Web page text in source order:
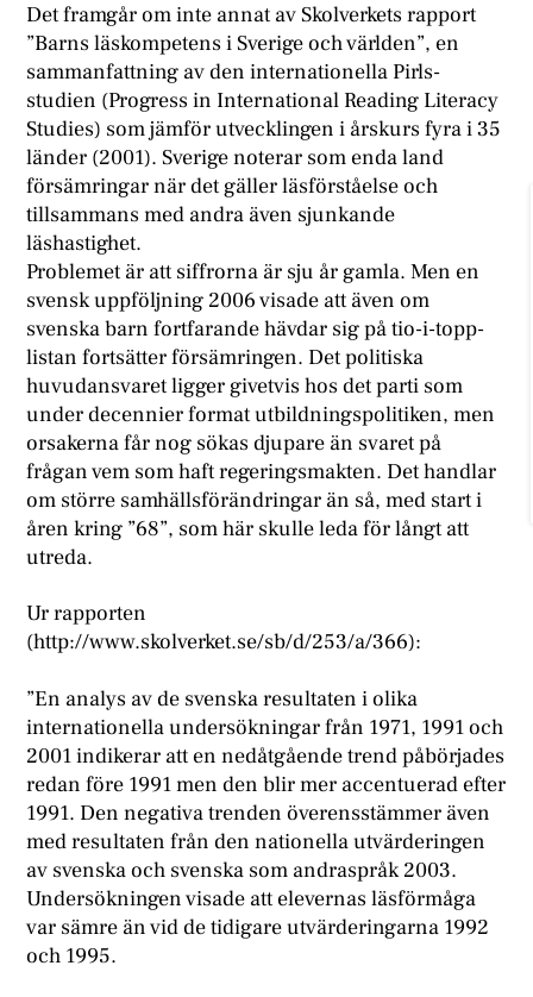
Det framgår om inte annat av Skolverkets rapport
”Barns läskompetens i Sverige och världen”, en
sammanfattning av den internationella Pirls-
studien (Progress in International Reading Literacy
Studies) som jämför utvecklingen i årskurs fyra i 35
länder (2001). Sverige noterar som enda land
försämringar när det gäller läsförståelse och
tillsammans med andra även sjunkande
läshastighet.
Problemet är att siffrorna är sju år gamla. Men en
svensk uppföljning 2006 visade att även om
svenska barn fortfarande hävdar sig på tio-i-topp-
listan fortsätter försämringen. Det politiska
huvudansvaret ligger givetvis hos det parti som
under decennier format utbildningspolitiken, men
orsakerna får nog sökas djupare än svaret på
frågan vem som haft regeringsmakten. Det handlar
om större samhällsförändringar än så, med start i
åren kring ”68”, som här skulle leda för långt att
utreda.
Ur rapporten
(http://www.skolverket.se/sb/d/253/a/366):
”En analys av de svenska resultaten i olika
internationella undersökningar från 1971, 1991 och
2001 indikerar att en nedåtgående trend påbörjades
redan före 1991 men den blir mer accentuerad efter
1991. Den negativa trenden överensstämmer även
med resultaten från den nationella utvärderingen
av svenska och svenska som andraspråk 2003.
Undersökningen visade att elevernas läsförmåga
var sämre än vid de tidigare utvärderingarna 1992
och 1995.